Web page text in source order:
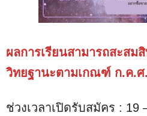
ผลการเรียนสามารถสะสม
วิทยฐานะตามเกณฑ์ ก.ค.
ช่วงเวลาเปิดรับสมัคร : 19